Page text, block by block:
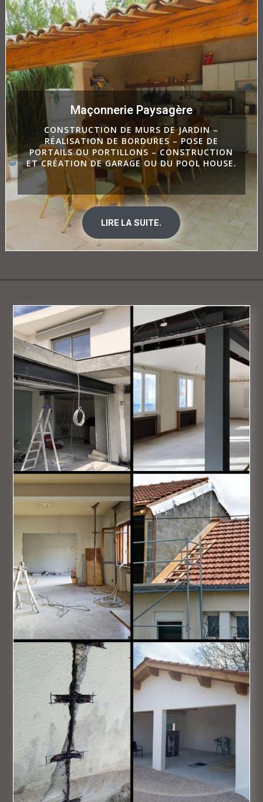
Maçonnerie Paysagère
CONSTRUCTION DE MURS DE JARDIN –
RÉALISATION DE BORDURES – POSE DE
PORTAILS OU PORTILLONS – CONSTRUCTION
ET CRÉATION DE GARAGE OU DU POOL HOUSE.
LIRE LA SUITE.